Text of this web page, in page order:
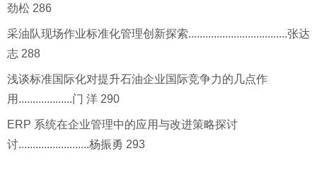
劲松 286
采油队现场作业标准化管理创新探索...................................张达
志 288
浅谈标准国际化对提升石油企业国际竞争力的几点作
用...................门 洋 290
ERP 系统在企业管理中的应用与改进策略探讨
讨.........................杨振勇 293